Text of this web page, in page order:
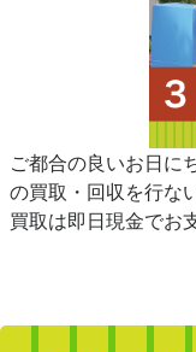
ご都合の良いお日に
の買取・回収を行な
買取は即日現金でお